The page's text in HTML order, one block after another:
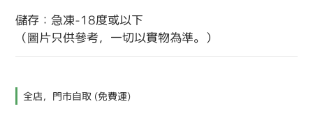
儲存：急凍-18度或以下
（圖片只供參考，一切以實物為準。）
全店，門市自取 (免費運)